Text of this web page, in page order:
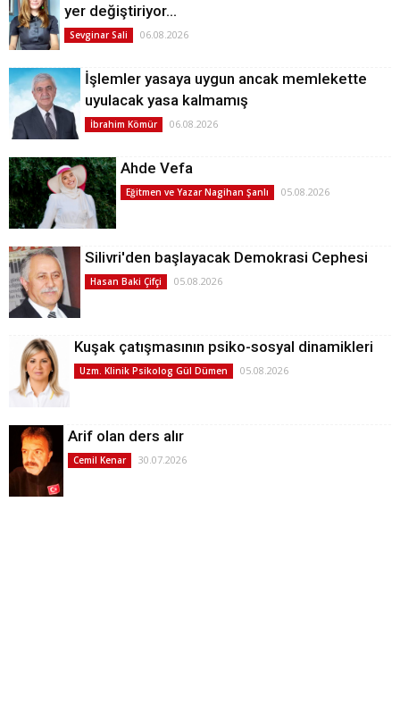
yer değiştiriyor…
Sevginar Sali 06.08.2026
İşlemler yasaya uygun ancak memlekette
uyulacak yasa kalmamış
İbrahim Kömür 06.08.2026
Ahde Vefa
Eğitmen ve Yazar Nagihan Şanlı 05.08.2026
Silivri'den başlayacak Demokrasi Cephesi
Hasan Baki Çifçi 05.08.2026
Kuşak çatışmasının psiko-sosyal dinamikleri
Uzm. Klinik Psikolog Gül Dümen 05.08.2026
Arif olan ders alır
Cemil Kenar 30.07.2026